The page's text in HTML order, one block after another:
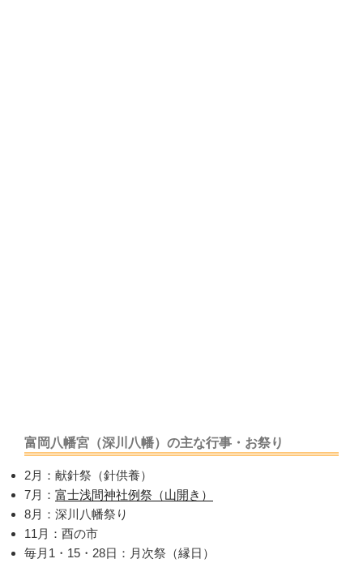
富岡八幡宮（深川八幡）の主な行事・お祭り
2月：献針祭（針供養）
7月： 富士浅間神社例祭（山開き）
8月：深川八幡祭り
11月：酉の市
毎月1・15・28日：月次祭（縁日）